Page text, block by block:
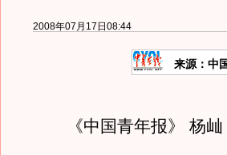
2008年07月17日08:44
来源：中
《中国青年报》 杨屾